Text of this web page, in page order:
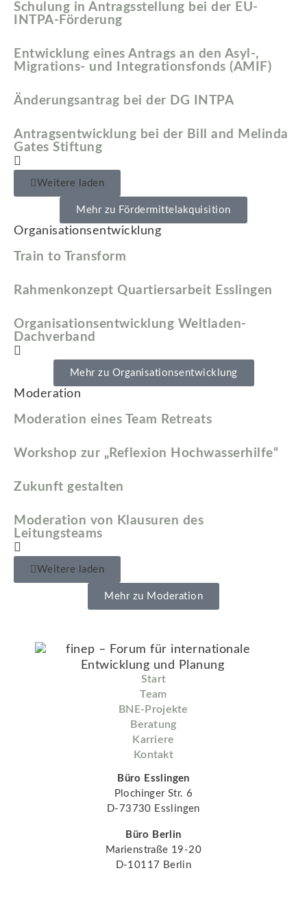
Schulung in Antragsstellung bei der EU-
INTPA-Förderung
Entwicklung eines Antrags an den Asyl-,
Migrations- und Integrationsfonds (AMIF)
Änderungsantrag bei der DG INTPA
Antragsentwicklung bei der Bill and Melinda
Gates Stiftung
Weitere laden
Mehr zu Fördermittelakquisition
Organisationsentwicklung
Train to Transform
Rahmenkonzept Quartiersarbeit Esslingen
Organisationsentwicklung Weltladen-
Dachverband
Mehr zu Organisationsentwicklung
Moderation
Moderation eines Team Retreats
Workshop zur „Reflexion Hochwasserhilfe“
Zukunft gestalten
Moderation von Klausuren des
Leitungsteams
Weitere laden
Mehr zu Moderation
Start
Team
BNE-Projekte
Beratung
Karriere
Kontakt
Büro Esslingen
Plochinger Str. 6
D-73730 Esslingen
Büro Berlin
Marienstraße 19-20
D-10117 Berlin